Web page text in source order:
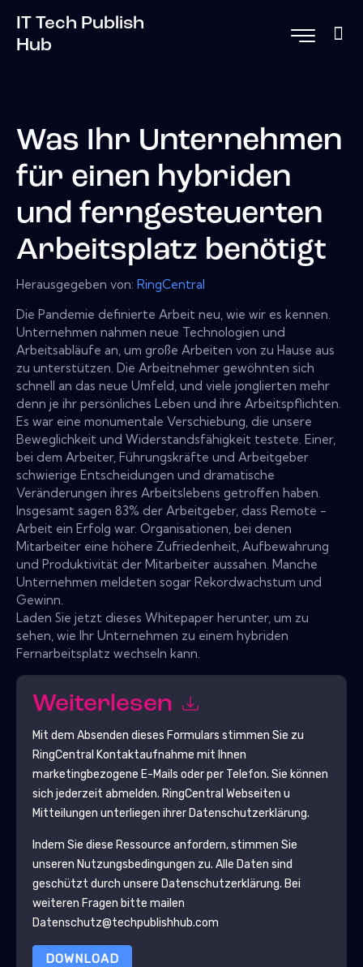
IT Tech Publish
Hub
Was Ihr Unternehmen
für einen hybriden
und ferngesteuerten
Arbeitsplatz benötigt
Herausgegeben von: RingCentral
Die Pandemie definierte Arbeit neu, wie wir es kennen.
Unternehmen nahmen neue Technologien und
Arbeitsabläufe an, um große Arbeiten von zu Hause aus
zu unterstützen. Die Arbeitnehmer gewöhnten sich
schnell an das neue Umfeld, und viele jonglierten mehr
denn je ihr persönliches Leben und ihre Arbeitspflichten.
Es war eine monumentale Verschiebung, die unsere
Beweglichkeit und Widerstandsfähigkeit testete. Einer,
bei dem Arbeiter, Führungskräfte und Arbeitgeber
schwierige Entscheidungen und dramatische
Veränderungen ihres Arbeitslebens getroffen haben.
Insgesamt sagen 83% der Arbeitgeber, dass Remote -
Arbeit ein Erfolg war. Organisationen, bei denen
Mitarbeiter eine höhere Zufriedenheit, Aufbewahrung
und Produktivität der Mitarbeiter aussahen. Manche
Unternehmen meldeten sogar Rekordwachstum und
Gewinn.
Laden Sie jetzt dieses Whitepaper herunter, um zu
sehen, wie Ihr Unternehmen zu einem hybriden
Fernarbeitsplatz wechseln kann.
Weiterlesen
Mit dem Absenden dieses Formulars stimmen Sie zu
RingCentral Kontaktaufnahme mit Ihnen
marketingbezogene E-Mails oder per Telefon. Sie können
sich jederzeit abmelden. RingCentral Webseiten u
Mitteilungen unterliegen ihrer Datenschutzerklärung.
Indem Sie diese Ressource anfordern, stimmen Sie
unseren Nutzungsbedingungen zu. Alle Daten sind
geschützt durch unsere Datenschutzerklärung. Bei
weiteren Fragen bitte mailen
Datenschutz@techpublishhub.com
DOWNLOAD